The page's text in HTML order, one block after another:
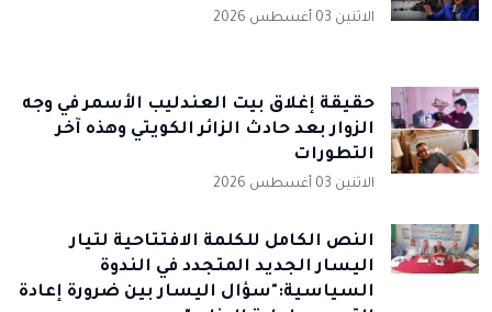
الاثنين 03 أغسطس 2026
حقيقة إغلاق بيت العندليب الأسمر في وجه
الزوار بعد حادث الزائر الكويتي وهذه آخر
التطورات
الاثنين 03 أغسطس 2026
النص الكامل للكلمة الافتتاحية لتيار
اليسار الجديد المتجدد في الندوة
السياسية:"سؤال اليسار بين ضرورة إعادة